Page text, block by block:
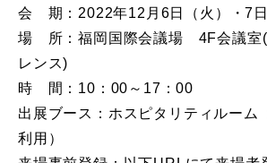
会 期：2022年12月6日（火）・7日
場 所：福岡国際会議場 4F会議室(
レンス)
時 間：10：00～17：00
出展ブース：ホスピタリティルーム
利用）